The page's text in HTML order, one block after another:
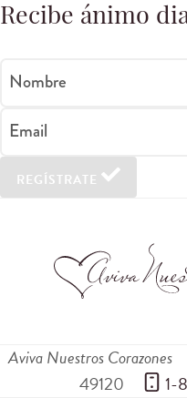
Recibe ánimo
Nombre
Email
REGÍSTRATE
Aviva Nuestros Corazones
49120
1-